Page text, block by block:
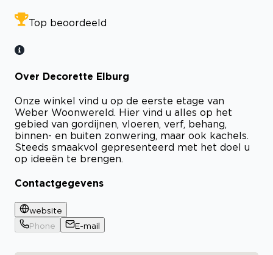
Top beoordeeld
Over Decorette Elburg
Onze winkel vind u op de eerste etage van
Weber Woonwereld. Hier vind u alles op het
gebied van gordijnen, vloeren, verf, behang,
binnen- en buiten zonwering, maar ook kachels.
Steeds smaakvol gepresenteerd met het doel u
op ideeën te brengen.
Contactgegevens
website
Phone
E-mail